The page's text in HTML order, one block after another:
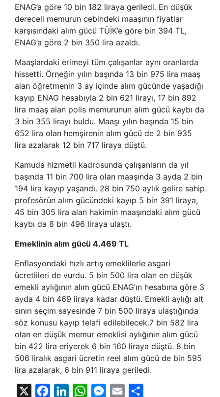
ENAG’a göre 10 bin 182 liraya geriledi. En düşük
dereceli memurun cebindeki maaşının fiyatlar
karşısındaki alım gücü TÜİK’e göre bin 394 TL,
ENAG’a göre 2 bin 350 lira azaldı.
Maaşlardaki erimeyi tüm çalışanlar aynı oranlarda
hissetti. Örneğin yılın başında 13 bin 975 lira maaş
alan öğretmenin 3 ay içinde alım gücünde yaşadığı
kayıp ENAG hesabıyla 2 bin 621 lirayı, 17 bin 892
lira maaş alan polis memurunun alım gücü kaybı da
3 bin 355 lirayı buldu. Maaşı yılın başında 15 bin
652 lira olan hemşirenin alım gücü de 2 bin 935
lira azalarak 12 bin 717 liraya düştü.
Kamuda hizmetli kadrosunda çalışanların da yıl
başında 11 bin 700 lira olan maaşında 3 ayda 2 bin
194 lira kayıp yaşandı. 28 bin 750 aylık gelire sahip
profesörün alım gücündeki kayıp 5 bin 391 liraya,
45 bin 305 lira alan hakimin maaşındaki alım gücü
kaybı da 8 bin 496 liraya ulaştı.
Emeklinin alım gücü 4.469 TL
Enflasyondaki hızlı artış emeklilerle asgari
ücretlileri de vurdu. 5 bin 500 lira olan en düşük
emekli aylığının alım gücü ENAG’ın hesabına göre 3
ayda 4 bin 469 liraya kadar düştü. Emekli aylığı alt
sınırı seçim sayesinde 7 bin 500 liraya ulaştığında
söz konusu kayıp telafi edilebilecek.7 bin 582 lira
olan en düşük memur emeklisi aylığının alım gücü
bin 422 lira eriyerek 6 bin 160 liraya düştü. 8 bin
506 liralık asgari ücretin reel alım gücü de bin 595
lira azalarak, 6 bin 911 liraya geriledi.
FacebookLinkedInWhatsAppMessenger
Email